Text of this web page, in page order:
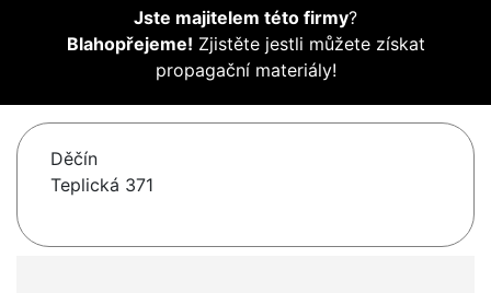
Jste majitelem této firmy?
Blahopřejeme! Zjistěte jestli můžete získat
propagační materiály!
Děčín
Teplická 371